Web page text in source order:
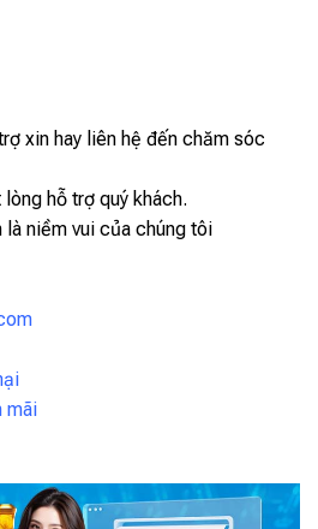
xin hay liên hệ đến chăm sóc
hỗ trợ quý khách.
niềm vui của chúng tôi
mãi